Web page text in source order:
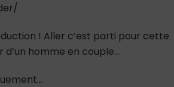
! Aller c’est parti pour cette
d’un homme en couple…